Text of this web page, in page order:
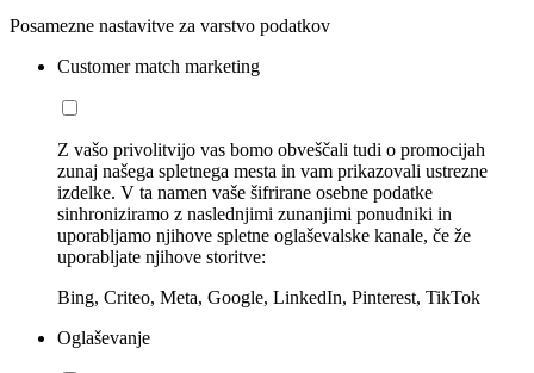
Posamezne nastavitve za varstvo podatkov
Customer match marketing
Z vašo privolitvijo vas bomo obveščali tudi o promocijah
zunaj našega spletnega mesta in vam prikazovali ustrezne
izdelke. V ta namen vaše šifrirane osebne podatke
sinhroniziramo z naslednjimi zunanjimi ponudniki in
uporabljamo njihove spletne oglaševalske kanale, če že
uporabljate njihove storitve:
Bing, Criteo, Meta, Google, LinkedIn, Pinterest, TikTok
Oglaševanje